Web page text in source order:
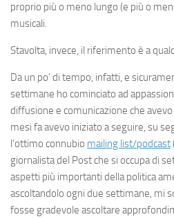
proprio più o meno lungo (e più o
musicali.
Stavolta, invece, il riferimento è a
Da un po’ di tempo, infatti, e
settimane ho cominciato ad
diffusione e comunicazione che
mesi fa avevo iniziato a seguire, su
l’ottimo connubio mailing list/podcast
giornalista del Post che si occupa di
aspetti più importanti della politica
ascoltandolo ogni due settimane, mi
fosse gradevole ascoltare